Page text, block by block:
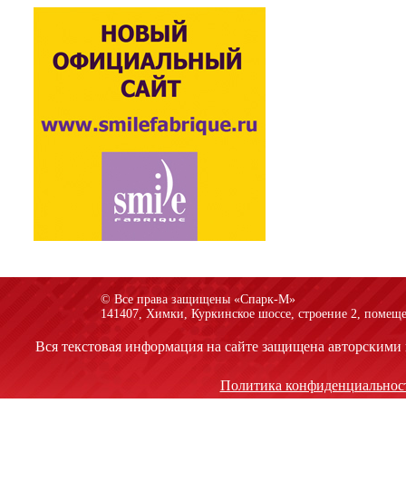
© Все права защищены «Спарк-M»
141407, Химки, Куркинское шоссе, строение 2,
Вся текстовая информация на сайте защищена
Политика